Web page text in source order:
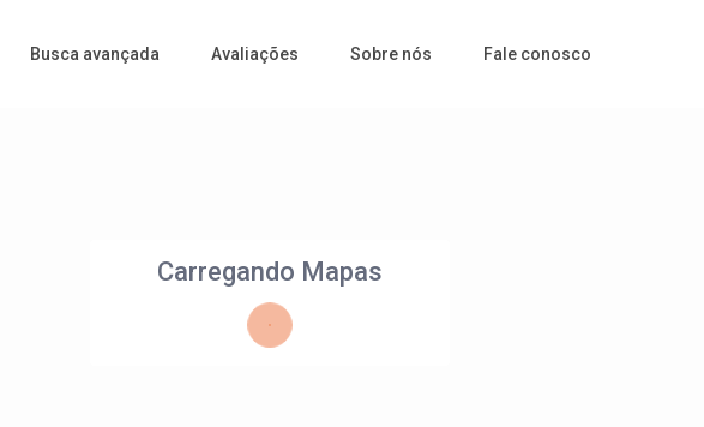
Busca avançada Avaliações Sobre nós Fale conosco
Carregando Mapas